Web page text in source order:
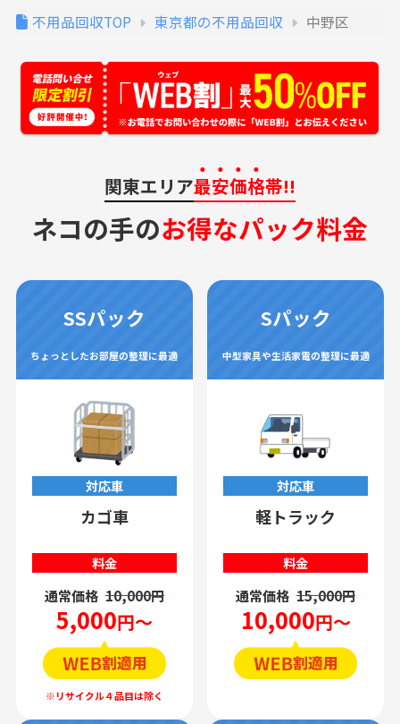
不用品回収TOP 東京都の不用品回収 中野区
関東エリア最安価格帯!!
ネコの手のお得なパック料金
SSパック
ちょっとしたお部屋の整理に最適
対応車
カゴ車
料金
通常価格 10,000円
5,000円～
Sパック
中型家具や生活家電の整理に最適
対応車
軽トラック
料金
通常価格 15,000円
10,000円～